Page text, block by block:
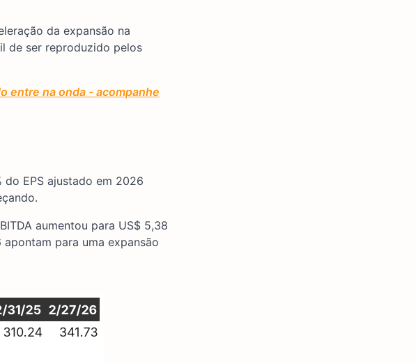
da expansão na
de ser reproduzido pelos
entre na onda - acompanhe
EPS ajustado em 2026
aumentou para US$ 5,38
para uma expansão